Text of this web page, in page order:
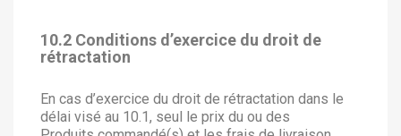
10.2 Conditions d’exercice du droit de
rétractation
En cas d’exercice du droit de rétractation dans le
délai visé au 10.1, seul le prix du ou des